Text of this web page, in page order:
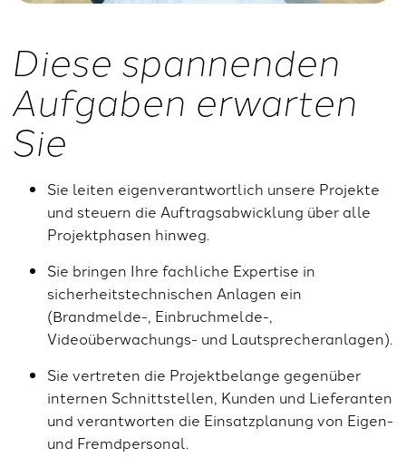
Diese spannenden
Aufgaben erwarten
Sie
Sie leiten eigenverantwortlich unsere Projekte
und steuern die Auftragsabwicklung über alle
Projektphasen hinweg.
Sie bringen Ihre fachliche Expertise in
sicherheitstechnischen Anlagen ein
(Brandmelde-, Einbruchmelde-,
Videoüberwachungs- und Lautsprecheranlagen).
Sie vertreten die Projektbelange gegenüber
internen Schnittstellen, Kunden und Lieferanten
und verantworten die Einsatzplanung von Eigen-
und Fremdpersonal.